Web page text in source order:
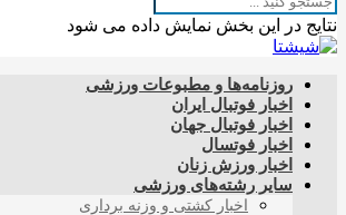
نتایج در این بخش نمایش داده می شود
روزنامه‌ها و مطبوعات ورزشی
اخبار فوتبال ایران
اخبار فوتبال جهان
اخبار فوتسال
اخبار ورزش زنان
سایر رشته‌های ورزشی
اخبار کشتی و وزنه برداری